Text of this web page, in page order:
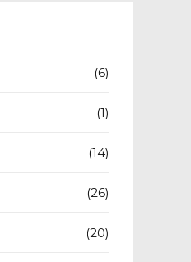
(6)
(1)
(14)
(26)
(20)